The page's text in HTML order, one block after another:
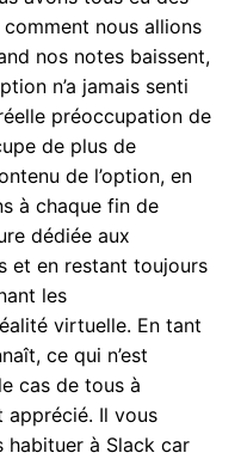
nous allions
nos notes baissent,
n’a jamais senti
préoccupation de
de plus de
de l’option, en
à chaque fin de
dédiée aux
et en restant toujours
les
virtuelle. En tant
ce qui n’est
cas de tous à
apprécié. Il vous
habituer à Slack car